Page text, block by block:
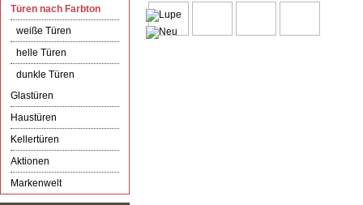
Türen nach Farbton
weiße Türen
helle Türen
dunkle Türen
Glastüren
Haustüren
Kellertüren
Aktionen
Markenwelt